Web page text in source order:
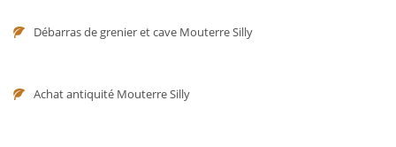
Débarras de grenier et cave Mouterre Silly
Achat antiquité Mouterre Silly